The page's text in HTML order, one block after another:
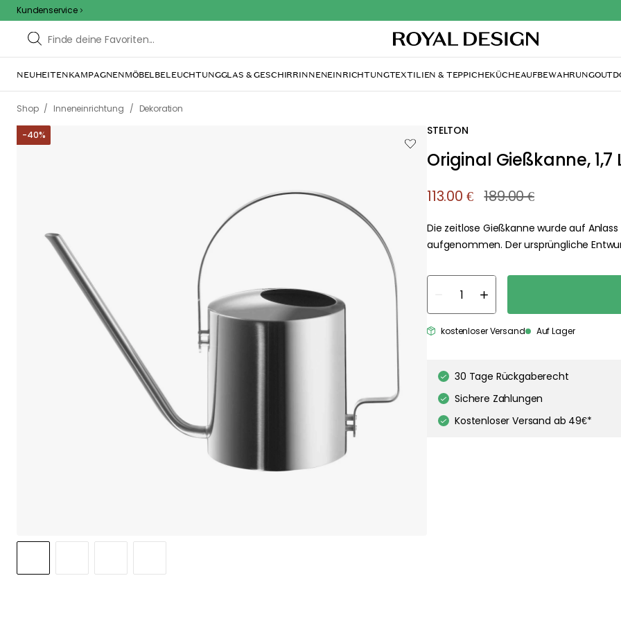
Kundenservice
NEUHEITENKAMPAGNENMÖBELBELEUCHTUNGGLAS & GESCHIRRINNENEINRICHTUNGTEXTILIEN & TEPPICHEKÜCHEAUFBEWAHRUNG
Shop / Inneneinrichtung / Dekoration
-40% STELTON
Original Gießkanne, 1,7
113.00 € 189.00 €
Die zeitlose Gießkanne wurde auf
aufgenommen. Der ursprüngliche
kostenloser Versand Auf Lager
30 Tage Rückgaberecht
Sichere Zahlungen
Kostenloser Versand ab 49€*
We care about your privacy!
We use cookies to personalize content and ads, and to analyze our traffic. You have the
may affect your experience of the website.
Our privacy policy Google's privacy policy